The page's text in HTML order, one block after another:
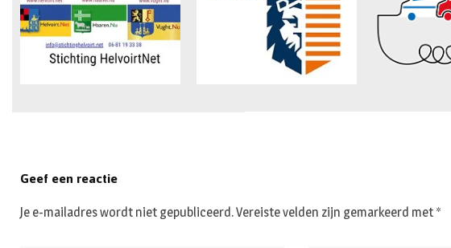
Geef een reactie
Je e-mailadres wordt niet gepubliceerd.Vereiste velden zijn gemarkeerd met *